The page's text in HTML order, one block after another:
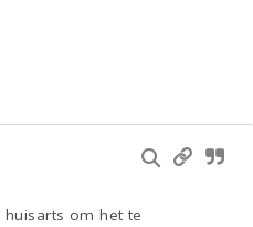
om het te